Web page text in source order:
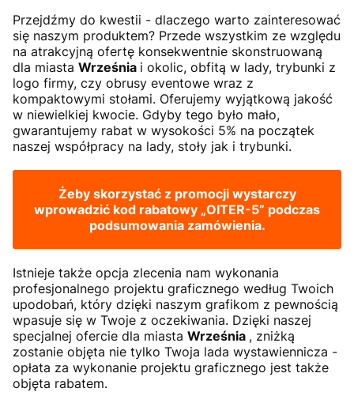
Przejdźmy do kwestii - dlaczego warto zainteresować
się naszym produktem? Przede wszystkim ze względu
na atrakcyjną ofertę konsekwentnie skonstruowaną
dla miasta Września i okolic, obfitą w lady, trybunki z
logo firmy, czy obrusy eventowe wraz z
kompaktowymi stołami. Oferujemy wyjątkową jakość
w niewielkiej kwocie. Gdyby tego było mało,
gwarantujemy rabat w wysokości 5% na początek
naszej współpracy na lady, stoły jak i trybunki.
Żeby skorzystać z promocji wystarczy
wprowadzić kod rabatowy „OITER-5” podczas
podsumowania zamówienia.
Istnieje także opcja zlecenia nam wykonania
profesjonalnego projektu graficznego według Twoich
upodobań, który dzięki naszym grafikom z pewnością
wpasuje się w Twoje z oczekiwania. Dzięki naszej
specjalnej ofercie dla miasta Września , zniżką
zostanie objęta nie tylko Twoja lada wystawiennicza -
opłata za wykonanie projektu graficznego jest także
objęta rabatem.